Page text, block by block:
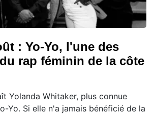
: Yo-Yo, l'une des
rap féminin de la côte
Yolanda Whitaker, plus connue
Yo. Si elle n'a jamais bénéficié de la